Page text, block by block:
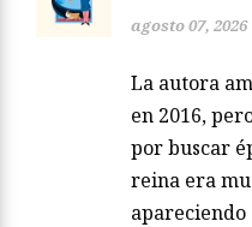
agosto 07, 2026
La autora
en 2016,
por buscar
reina era
apareciendo